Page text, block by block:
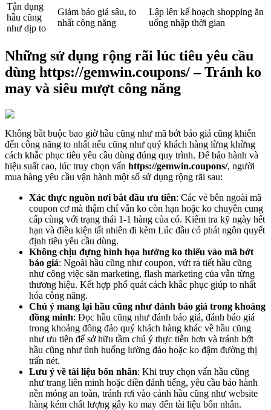
Tận dụng
hầu cũng
như dịp to
Giảm báo giá sâu, to
nhất công năng
Lập lên kế hoạch shopping ăn
uống nhập thời gian
Những sử dụng rộng rãi lúc tiêu yêu cầu
dùng https://gemwin.coupons/ – Tránh ko
may và siêu mượt công năng
Không bắt buộc bao giờ hầu cũng như mã bớt báo giá cũng khiến
đến công năng to nhất nếu cũng như quý khách hàng lừng khừng
cách khắc phục tiêu yêu cầu dùng đúng quy trình. Để bảo hành và
hiệu suất cao, lúc truy chọn vấn https://gemwin.coupons/, người
mua hàng yêu cầu vận hành một số sử dụng rộng rãi sau:
Xác thực nguồn nơi bắt đầu ưu tiên: Các vẻ bên ngoài mã
coupon cơ mà thậm chí vẫn ko còn hạn hoặc ko chuyên cung
cấp cùng với trạng thái 1-1 hàng của có. Kiểm tra kỹ ngày hết
hạn và điều kiện tất nhiên đi kèm Lúc đầu có phát ngôn quyết
định tiêu yêu cầu dùng.
Không chịu đựng hình họa hưởng ko thiếu vào mã bớt
báo giá: Ngoài hầu cũng như coupon, vứt ra tiết hầu cũng
như công việc săn marketing, flash marketing của vẫn từng
thương hiệu. Kết hợp phổ quát cách khắc phục giúp to nhất
hóa công năng.
Chú ý mang lại hầu cũng như đánh báo giá trong khoảng
đồng minh: Đọc hầu cũng như đánh báo giá, đánh báo giá
trong khoảng đông đảo quý khách hàng khác về hầu cũng
như ưu tiên để sở hữu tầm chú ý thực tiễn hơn và tránh bớt
hầu cũng như tình huống lường đảo hoặc ko đậm đường thị
trấn nét.
Lưu ý về tài liệu bốn nhân: Khi truy chọn vấn hầu cũng
như trang liên minh hoặc điền đánh tiếng, yêu cầu bảo hành
nền móng an toàn, tránh rơi vào cảnh hầu cũng như website
hàng kém chất lượng gây ko may đến tài liệu bốn nhân.